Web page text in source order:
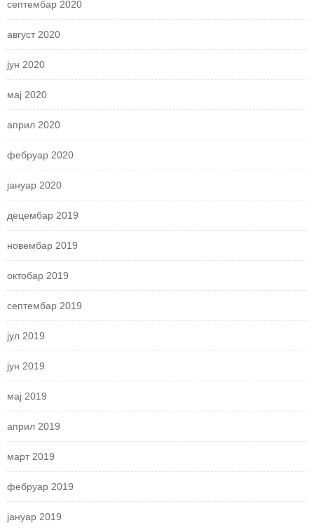
септембар 2020
август 2020
јун 2020
мај 2020
април 2020
фебруар 2020
јануар 2020
децембар 2019
новембар 2019
октобар 2019
септембар 2019
јул 2019
јун 2019
мај 2019
април 2019
март 2019
фебруар 2019
јануар 2019